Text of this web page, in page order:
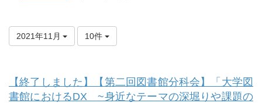
2021年11月 10件
【終了しました】【第二回図書館分科会】「大学図
書館におけるDX ~身近なテーマの深堀りや課題の